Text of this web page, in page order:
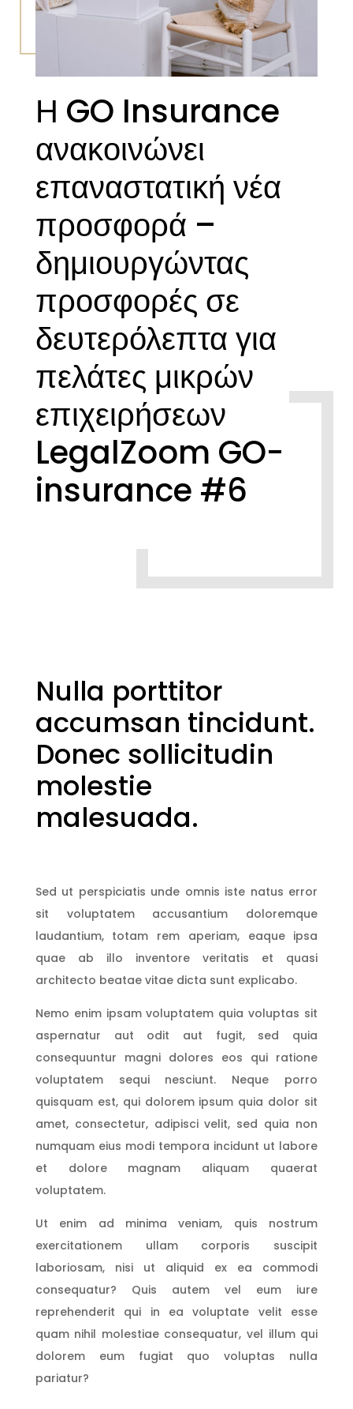
Η GO Insurance
ανακοινώνει
επαναστατική νέα
προσφορά –
δημιουργώντας
προσφορές σε
δευτερόλεπτα για
πελάτες μικρών
επιχειρήσεων
LegalZoom GO-
insurance #6
Nulla porttitor
accumsan tincidunt.
Donec sollicitudin
molestie
malesuada.
Sed ut perspiciatis unde omnis iste natus error
sit voluptatem accusantium doloremque
laudantium, totam rem aperiam, eaque ipsa
quae ab illo inventore veritatis et quasi
architecto beatae vitae dicta sunt explicabo.
Nemo enim ipsam voluptatem quia voluptas sit
aspernatur aut odit aut fugit, sed quia
consequuntur magni dolores eos qui ratione
voluptatem sequi nesciunt. Neque porro
quisquam est, qui dolorem ipsum quia dolor sit
amet, consectetur, adipisci velit, sed quia non
numquam eius modi tempora incidunt ut labore
et dolore magnam aliquam quaerat
voluptatem.
Ut enim ad minima veniam, quis nostrum
exercitationem ullam corporis suscipit
laboriosam, nisi ut aliquid ex ea commodi
consequatur? Quis autem vel eum iure
reprehenderit qui in ea voluptate velit esse
quam nihil molestiae consequatur, vel illum qui
dolorem eum fugiat quo voluptas nulla
pariatur?